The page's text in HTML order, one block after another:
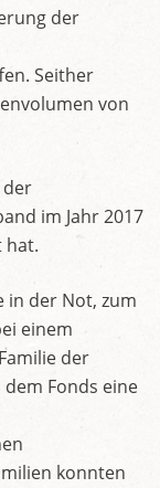
der
Seither
von
der
im Jahr 2017
hat.
in der Not, zum
einem
der
Fonds eine
konnten